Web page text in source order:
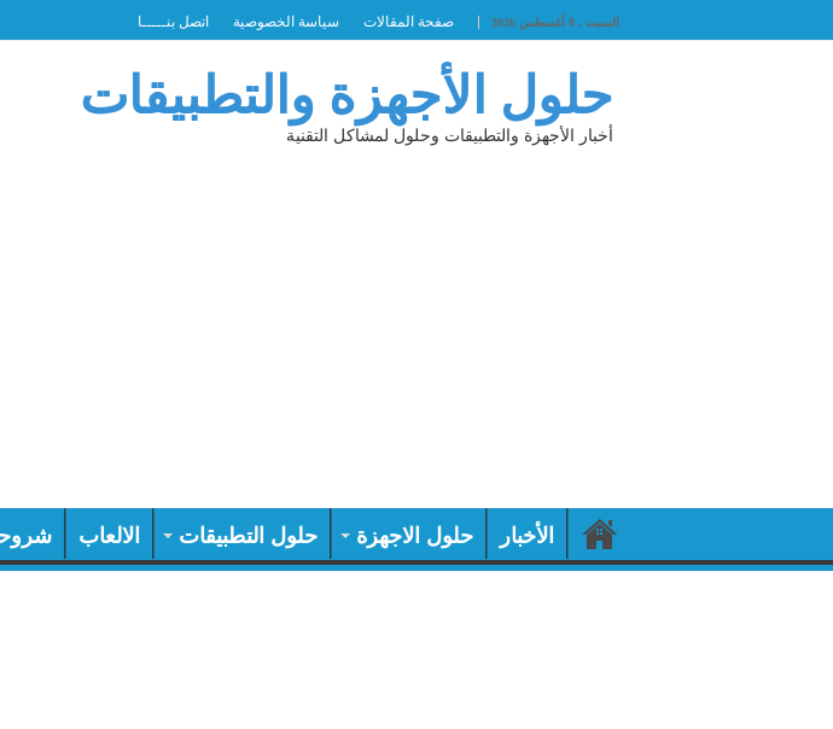
السبت , 8 أغسطس 2026 صفحة المقالات سياسة الخصوصية اتصل بنـــــا
حلول الأجهزة والتطبيقات
أخبار الأجهزة والتطبيقات وحلول لمشاكل التقنية
الأخبار حلول الاجهزة حلول التطبيقات الالعاب